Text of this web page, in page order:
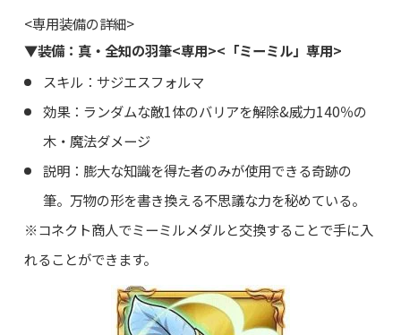
<専用装備の詳細>
▼装備：真・全知の羽筆<専用><「ミーミル」専用>
スキル：サジエスフォルマ
効果：ランダムな敵1体のバリアを解除&威力140％の
木・魔法ダメージ
説明：膨大な知識を得た者のみが使用できる奇跡の
筆。万物の形を書き換える不思議な力を秘めている。
※コネクト商人でミーミルメダルと交換することで手に入
れることができます。